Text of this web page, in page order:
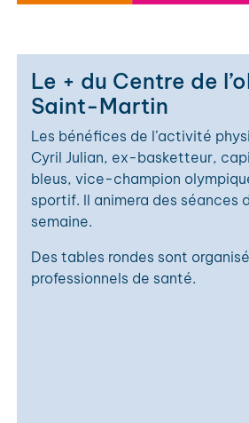
Le + du Centre de
Saint-Martin
Les bénéfices de l’activité
Cyril Julian, ex-basketteur,
bleus, vice-champion
sportif. Il animera des séances
semaine.
Des tables rondes sont
professionnels de santé.